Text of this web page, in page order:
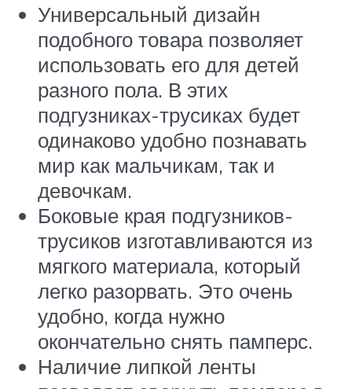
Универсальный дизайн
подобного товара позволяет
использовать его для детей
разного пола. В этих
подгузниках-трусиках будет
одинаково удобно познавать
мир как мальчикам, так и
девочкам.
Боковые края подгузников-
трусиков изготавливаются из
мягкого материала, который
легко разорвать. Это очень
удобно, когда нужно
окончательно снять памперс.
Наличие липкой ленты